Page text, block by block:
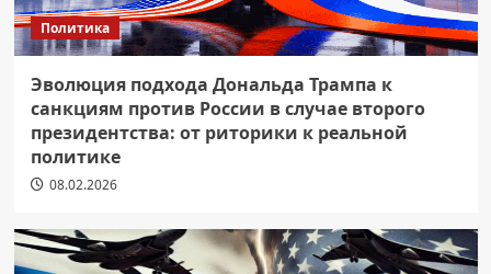
Политика
Эволюция подхода Дональда Трампа к
санкциям против России в случае второго
президентства: от риторики к реальной
политике
08.02.2026